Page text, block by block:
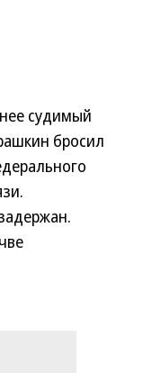
судимый
бросил